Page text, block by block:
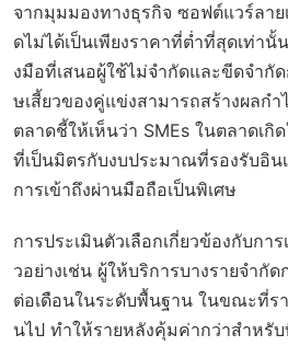
จากมุมมองทางธุรกิจ ซอฟต์แวร์ลา
ดไม่ได้เป็นเพียงราคาที่ต่ำที่สุดเท่า
งมือที่เสนอผู้ใช้ไม่จำกัดและขีดจำกัด
ษเสี้ยวของคู่แข่งสามารถสร้างผลก
ตลาดชี้ให้เห็นว่า SMEs ในตลาดเ
ที่เป็นมิตรกับงบประมาณที่รองรับอิน
การเข้าถึงผ่านมือถือเป็นพิเศษ
การประเมินตัวเลือกเกี่ยวข้องกับกา
วอย่างเช่น ผู้ให้บริการบางรายจำกั
ต่อเดือนในระดับพื้นฐาน ในขณะที่
นไป ทำให้รายหลังคุ้มค่ากว่าสำหรั